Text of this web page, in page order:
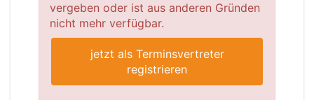
vergeben oder ist aus anderen Gründen
nicht mehr verfügbar.
jetzt als Terminsvertreter
registrieren